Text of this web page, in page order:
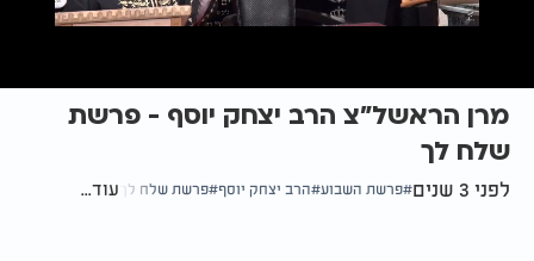
מרן הראשל"צ הרב יצחק יוסף - פרשת
שלח לך
לפני 3 שנים פרשת השבוע הרב יצחק יוסף פרשת שלח לך עוד...